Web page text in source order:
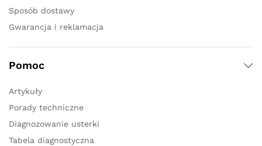
Sposób dostawy
Gwarancja i reklamacja
Pomoc
Artykuły
Porady techniczne
Diagnozowanie usterki
Tabela diagnostyczna